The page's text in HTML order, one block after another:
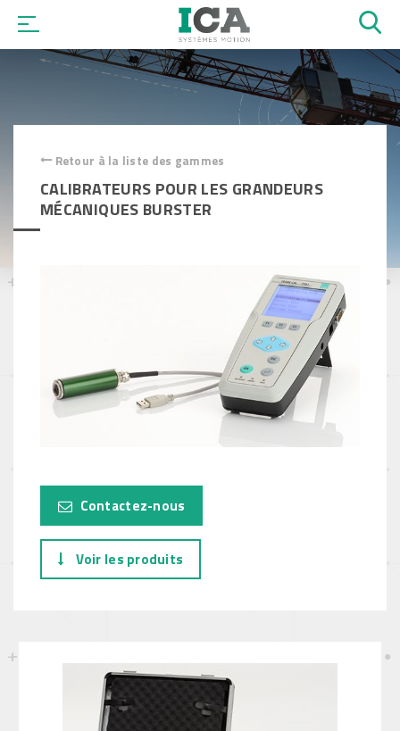
OK
Retour à la liste des gammes
CALIBRATEURS POUR LES GRANDEURS
MÉCANIQUES BURSTER
Contactez-nous
Voir les produits